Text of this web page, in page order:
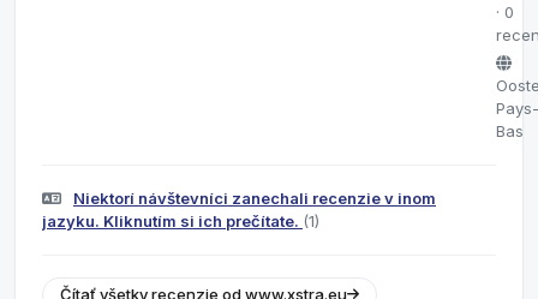
· 0
Pays-
Bas
Niektorí návštevníci zanechali recenzie v inom
jazyku. Kliknutím si ich prečítate. (1)
Čítať všetky recenzie od www.xstra.eu